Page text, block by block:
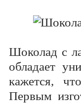
Шоколад с
обладает
кажется,
Первым